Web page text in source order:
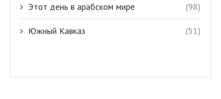
Этот день в арабском мире (98)
Южный Кавказ (51)